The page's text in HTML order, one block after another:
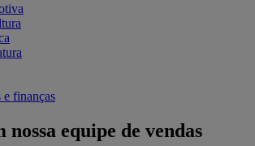
e finanças
nossa equipe de vendas